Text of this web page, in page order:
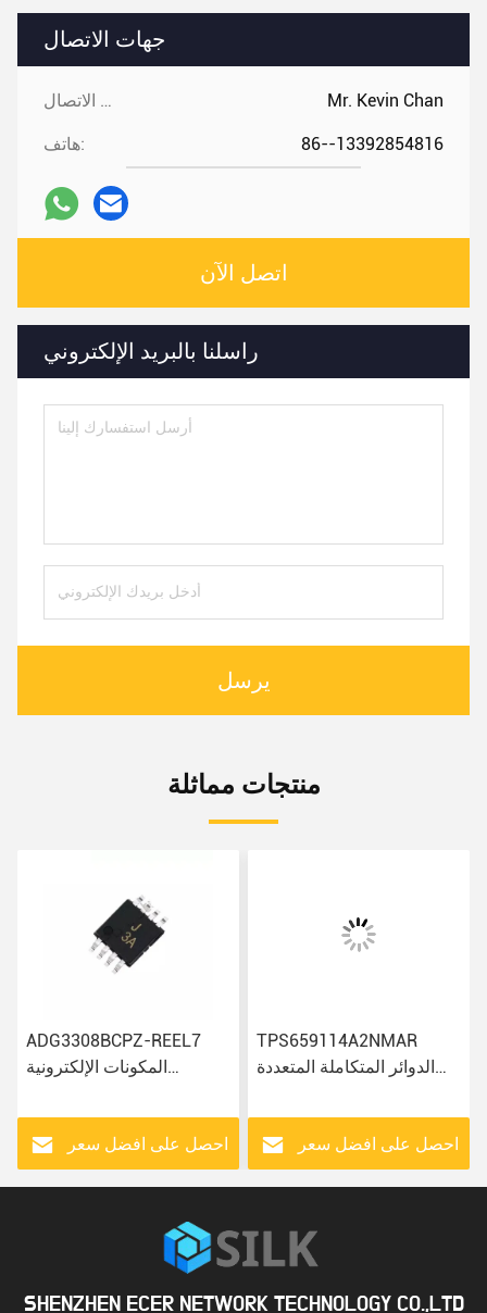
جهات الاتصال
جهات الاتصال: Mr. Kevin Chan
هاتف: 86--13392854816
اتصل الآن
راسلنا بالبريد الإلكتروني
يرسل
منتجات مماثلة
ADG3308BCPZ-REEL7
المكونات الإلكترونية
AD7810YR
ADUM4400CRIZ Ic Chip
احصل على افضل سعر
TPS659114A2NMAR
الدوائر المتكاملة المتعددة
رقاقة
احصل على افضل سعر
SHENZHEN ECER NETWORK TECHNOLOGY CO.,LTD